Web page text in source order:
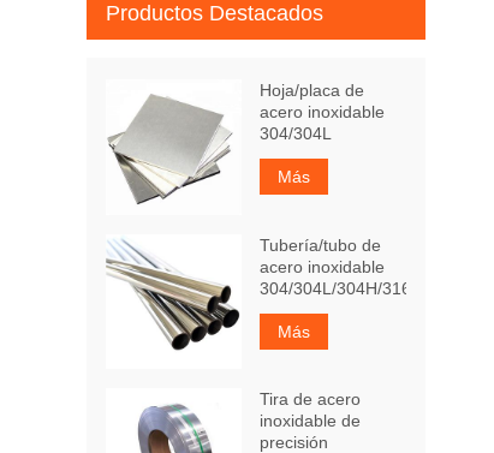
Productos Destacados
Hoja/placa de
acero inoxidable
304/304L
Más
Tubería/tubo de
acero inoxidable
304/304L/304H/316Ti
Más
Tira de acero
inoxidable de
precisión